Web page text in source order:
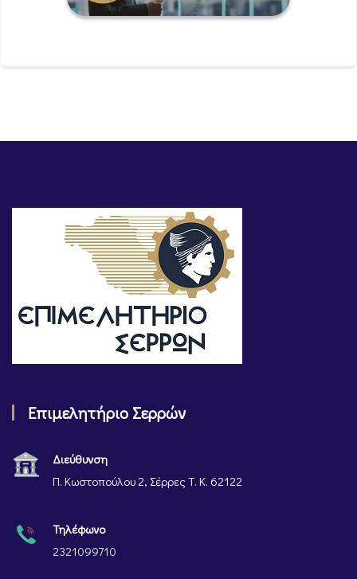
Επιμελητήριο Σερρών
Διεύθυνση
Π. Κωστοπούλου 2, Σέρρες Τ. Κ. 62122
Τηλέφωνο
2321099710